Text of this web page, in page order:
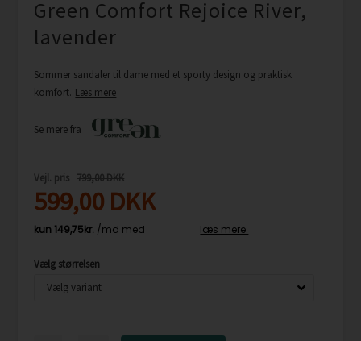
Green Comfort Rejoice River,
lavender
Sommer sandaler til dame med et sporty design og praktisk
komfort. Læs mere
Se mere fra
Vejl. pris 799,00 DKK
599,00 DKK
Vælg størrelsen